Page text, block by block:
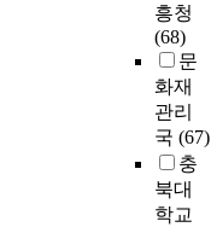
흥청
(68)
문
화재
관리
국 (67)
충
북대
학교